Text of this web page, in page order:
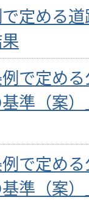
定める
例で定め
準（案
例で定め
準（案